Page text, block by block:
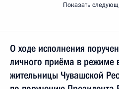
Показать
О ходе исполнения
личного приёма в режиме
жительницы Чувашской